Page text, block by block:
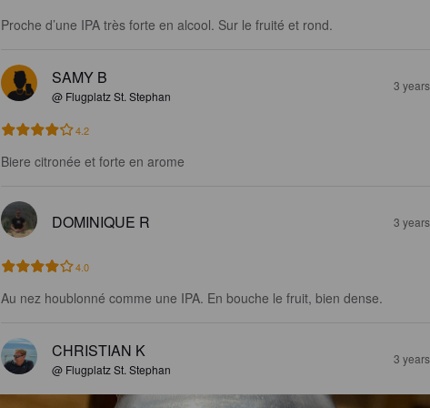
Proche d’une IPA très forte en alcool. Sur le fruité et rond.
SAMY B
@ Flugplatz St. Stephan
3
4.2
Biere citronée et forte en arome
DOMINIQUE R 3
4.0
Au nez houblonné comme une IPA. En bouche le fruit, bien dense.
CHRISTIAN K
@ Flugplatz St. Stephan
3